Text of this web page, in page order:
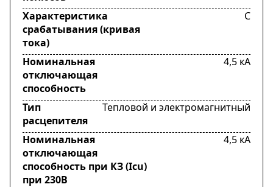
Характеристика
срабатывания (кривая
тока)
C
Номинальная
отключающая
способность
4,5 кА
Тип
расцепителя
Тепловой и электромагнитный
Номинальная
отключающая
способность при КЗ (Icu)
при 230В
4,5 кА